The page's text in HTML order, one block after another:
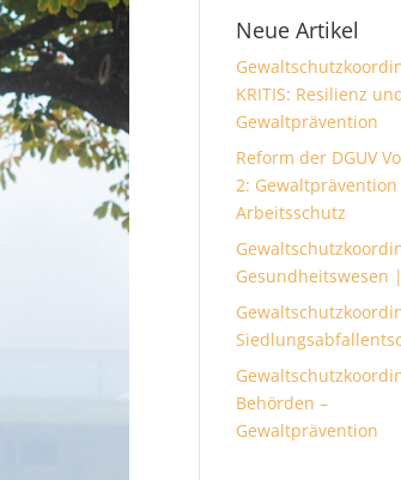
Neue Artikel
KRITIS: Resilienz
Gewaltprävention
Reform der DGUV
2: Gewaltprävention
Arbeitsschutz
Gesundheitswesen |
Behörden –
Gewaltprävention